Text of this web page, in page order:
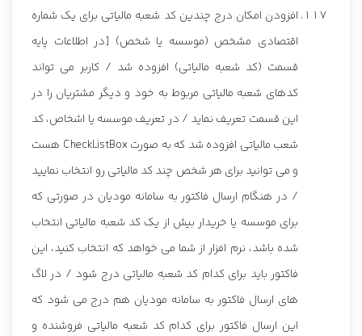
افزودن امکان درج چندین کد شعبه مالیاتی برای یک شماره
اقتصادی مشخص (موسسه یا شخص) [در اطلاعات پایه
قسمت (کد شعبه مالیاتی) افزوده شد / کاربر می تواند
کدهای شعبه مالیاتی مربوط به خود و دیگر مشتریان را در
این قسمت تعریف نماید / در تعریف موسسه یا اشخاص، کد
شعب مالیاتی افزوده شد که به صورت CheckListBox هست
و می توانید برای هر شخص چند کد مالیاتی رو انتخاب نمایید
/ در هنگام ارسال فاکتور به سامانه مودیان در صورتی که
برای موسسه یا خریدار بیش از یک کد شعبه مالیاتی انتخاب
شده باشد، نرم افزار از شما می خواهد که انتخاب کنید، این
فاکتور باید برای کدام کد شعبه مالیاتی درج شود / در لاگ
های ارسال فاکتور به سامانه مودیان هم درج می شود که
این ارسال فاکتور برای کدام کد شعبه مالیاتی فروشنده و